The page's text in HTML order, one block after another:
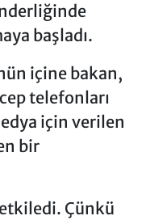
başladı.
içine bakan,
telefonları
için verilen
bir
Çünkü